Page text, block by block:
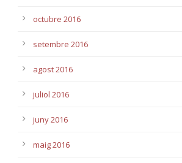
octubre 2016
setembre 2016
agost 2016
juliol 2016
juny 2016
maig 2016